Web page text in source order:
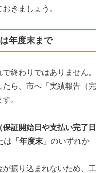
きましょう。
年度末まで
終わりではありません。
ら、市へ「実績報告（完
。
保証開始日や支払い完了日
は 「年度末」 のいずれか
振り込まれないため、工